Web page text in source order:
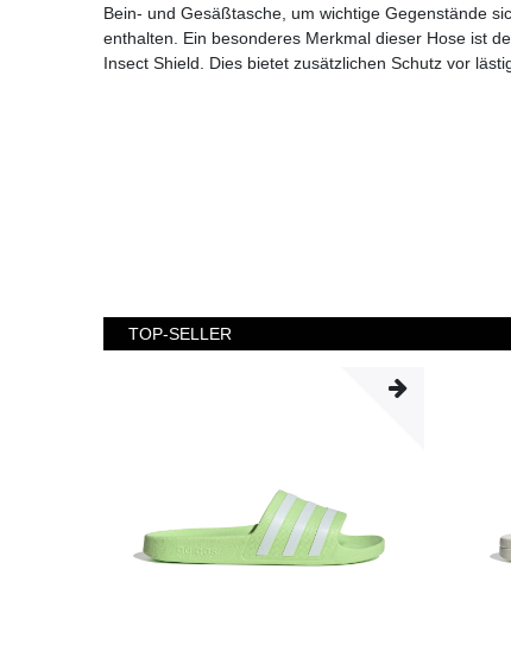
Bein- und Gesäßtasche, um wichtige Gegenstände
enthalten. Ein besonderes Merkmal dieser Hose ist
Insect Shield. Dies bietet zusätzlichen Schutz vor
TOP-SELLER